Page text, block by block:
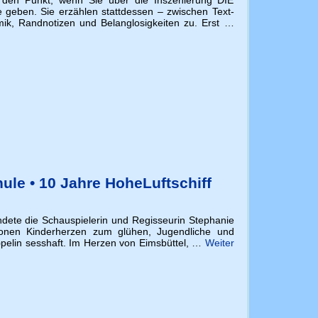
geben. Sie erzählen statt­dessen – zwischen Text­
Rand­no­tizen und Belang­lo­sig­keiten zu. Erst …
• 10 Jahre HoheLuftschiff
die Schauspielerin und Regisseurin Stephanie
Kinderherzen zum glühen, Jugendliche und
sesshaft. Im Herzen von Eimsbüttel, … Weiter